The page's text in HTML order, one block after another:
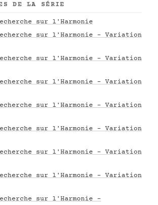
DE LA SÉRIE
sur l'Harmonie
sur l'Harmonie - Variation
sur l'Harmonie - Variation
sur l'Harmonie - Variation
sur l'Harmonie - Variation
sur l'Harmonie - Variation
sur l'Harmonie - Variation
sur l'Harmonie - Variation
sur l'Harmonie -